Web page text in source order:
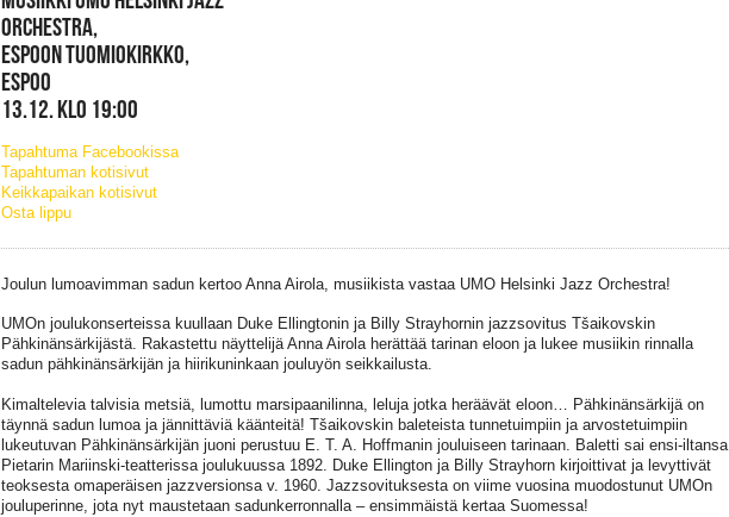
ORCHESTRA,
ESPOON TUOMIOKIRKKO,
ESPOO
13.12. KLO 19:00
Tapahtuma Facebookissa
Tapahtuman kotisivut
Keikkapaikan kotisivut
Osta lippu
Joulun lumoavimman sadun kertoo Anna Airola, musiikista vastaa UMO Helsinki Jazz Orchestra!
UMOn joulukonserteissa kuullaan Duke Ellingtonin ja Billy Strayhornin jazzsovitus Tšaikovskin
Pähkinänsärkijästä. Rakastettu näyttelijä Anna Airola herättää tarinan eloon ja lukee musiikin rinnalla
sadun pähkinänsärkijän ja hiirikuninkaan jouluyön seikkailusta.
Kimaltelevia talvisia metsiä, lumottu marsipaanilinna, leluja jotka heräävät eloon… Pähkinänsärkijä on
täynnä sadun lumoa ja jännittäviä käänteitä! Tšaikovskin baleteista tunnetuimpiin ja arvostetuimpiin
lukeutuvan Pähkinänsärkijän juoni perustuu E. T. A. Hoffmanin jouluiseen tarinaan. Baletti sai ensi-iltansa
Pietarin Mariinski-teatterissa joulukuussa 1892. Duke Ellington ja Billy Strayhorn kirjoittivat ja levyttivät
teoksesta omaperäisen jazzversionsa v. 1960. Jazzsovituksesta on viime vuosina muodostunut UMOn
jouluperinne, jota nyt maustetaan sadunkerronnalla – ensimmäistä kertaa Suomessa!